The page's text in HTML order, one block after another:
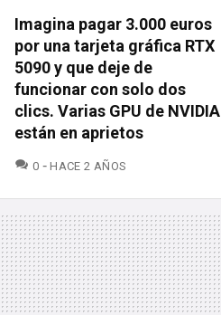
Imagina pagar 3.000 euros
por una tarjeta gráfica RTX
5090 y que deje de
funcionar con solo dos
clics. Varias GPU de NVIDIA
están en aprietos
0 COMENTARIOS
HACE 2 AÑOS